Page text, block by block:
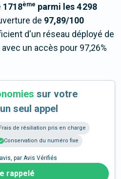
1718ème parmi les 4 298
de 97,89/100
d'un réseau déployé de
un accès pour 97,26%
sur votre
seul appel
Frais de résiliation pris en charge
Conservation du numéro fixe
avis, par Avis Vérifiés
rappelé